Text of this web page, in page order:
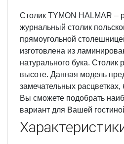
Cтолик TYMON HALMAR –
журнальный столик
прямоугольной
изготовлена из
натурального бука. Столик
высоте. Данная модель
замечательных
Вы сможете подобрать
вариант для Вашей